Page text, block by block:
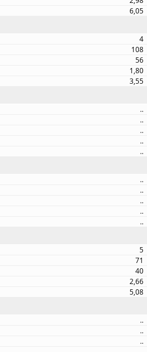
6,05
4
108
56
1,80
3,55
..
..
..
..
..
..
..
..
..
..
5
71
40
2,66
5,08
..
..
..